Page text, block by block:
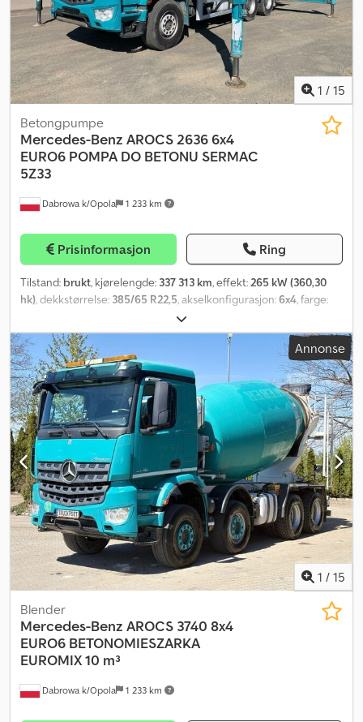
1 / 15
Dabrowa k/Opola 1 233 km
Betongpumpe
Mercedes-Benz AROCS 2636 6x4
EURO6 POMPA DO BETONU SERMAC
5Z33
Prisinformasjon Ring
Tilstand: brukt, kjørelengde: 337 313 km, effekt:265 kW (360,30
hk), dekkstørrelse: 385/65 R22,5, akselkonfigurasjon:6x4, farge:
, utslippsklasse:
Byggeår:2015, driftstimer:5 417 h, Utstyr:ABS, aircondition,
differensialsperre, elektrisk justerbart speil, elektrisk
vindusregulering, sentral låsing,
Annonse
1 / 15
Dabrowa k/Opola 1 233 km
Blender
Mercedes-Benz AROCS 3740 8x4
EURO6 BETONOMIESZARKA
EUROMIX 10 m³